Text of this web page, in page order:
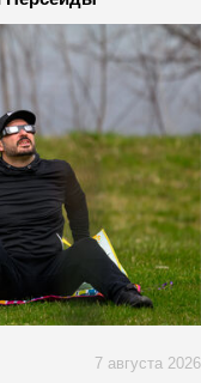
7 августа 2026